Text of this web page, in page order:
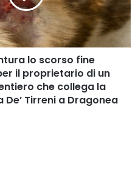
lo scorso fine
il proprietario di un
che collega la
De’ Tirreni a Dragonea